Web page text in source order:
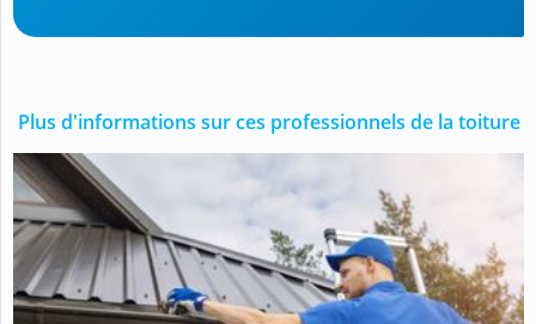
Plus d'informations sur ces professionnels de la toiture